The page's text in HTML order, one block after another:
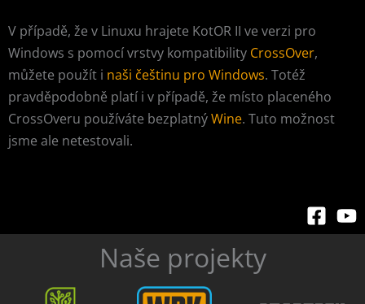
V případě, že v Linuxu hrajete KotOR II ve verzi pro
Windows s pomocí vrstvy kompatibility CrossOver,
můžete použít i naši češtinu pro Windows. Totéž
pravděpodobně platí i v případě, že místo placeného
CrossOveru používáte bezplatnýWine. Tuto možnost
jsme ale netestovali.
Naše projekty